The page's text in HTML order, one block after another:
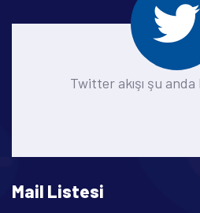
Twitter akışı şu anda
Mail Listesi